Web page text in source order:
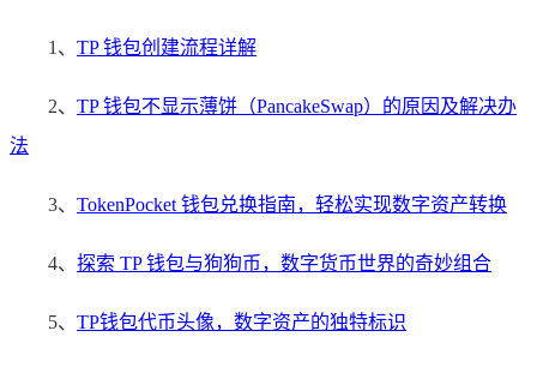
1、 TP 钱包创建流程详解
2、 TP 钱包不显示薄饼（PancakeSwap）的原因及解决办
法
3、 TokenPocket 钱包兑换指南，轻松实现数字资产转换
4、 探索 TP 钱包与狗狗币，数字货币世界的奇妙组合
5、 TP钱包代币头像，数字资产的独特标识